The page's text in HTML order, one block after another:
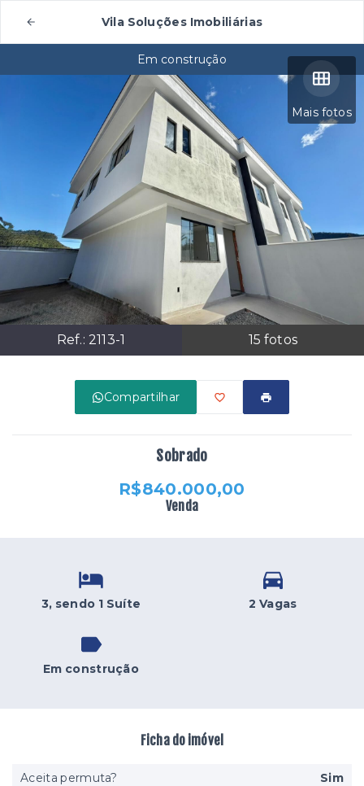
Vila Soluções Imobiliárias
Mais fotos
Ref.: 2113-1 15 fotos
Em construção
Compartilhar
Sobrado
R$840.000,00
Venda
3, sendo 1 Suíte 2 Vagas
Em construção
Ficha do imóvel
Aceita permuta?
Sim